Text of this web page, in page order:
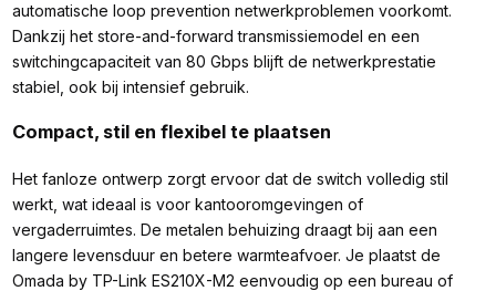
automatische loop prevention netwerkproblemen voorkomt.
Dankzij het store-and-forward transmissiemodel en een
switchingcapaciteit van 80 Gbps blijft de netwerkprestatie
stabiel, ook bij intensief gebruik.
Compact, stil en flexibel te plaatsen
Het fanloze ontwerp zorgt ervoor dat de switch volledig stil
werkt, wat ideaal is voor kantooromgevingen of
vergaderruimtes. De metalen behuizing draagt bij aan een
langere levensduur en betere warmteafvoer. Je plaatst de
Omada by TP-Link ES210X-M2 eenvoudig op een bureau of